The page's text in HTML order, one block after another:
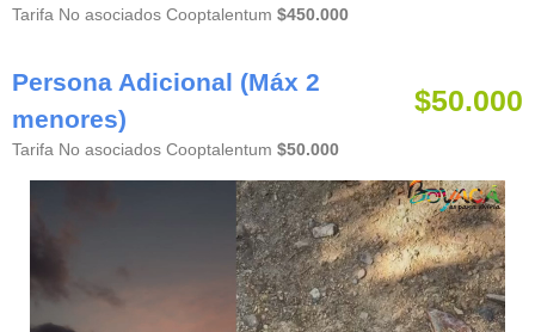
Tarifa No asociados Cooptalentum $450.000
Persona Adicional (Máx 2
menores)
$50.000
Tarifa No asociados Cooptalentum $50.000